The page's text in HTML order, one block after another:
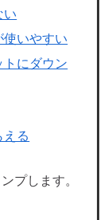
い
いやすい
トにダウン
える
プします。